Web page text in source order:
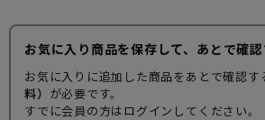
お気に入り商品を保存して、あとで確
お気に入りに追加した商品をあとで確認す
料） が必要です。
すでに会員の方はログインしてください。